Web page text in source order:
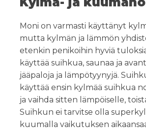
Moni on varmasti käyttänyt
mutta kylmän ja lämmön
etenkin penikoihin hyviä
käyttää suihkua, saunaa ja
jääpaloja ja lämpötyynyjä.
käyttää ensin kylmää suihkua
ja vaihda sitten lämpöiselle,
Suihkun ei tarvitse olla
kuumalla vaikutuksen